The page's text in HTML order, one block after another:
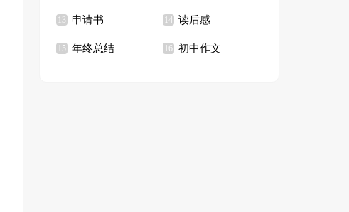
13 申请书 14 读后感
15 年终总结 16 初中作文